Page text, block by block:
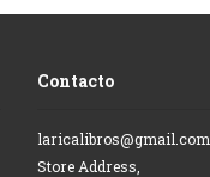
Contacto
laricalibros@gmail.com
Store Address,